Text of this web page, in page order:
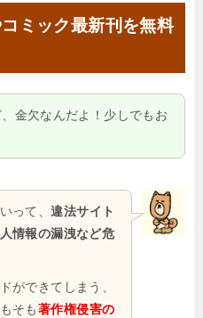
ミック最新刊を無料
金欠なんだよ！少しでもお
って、違法サイト
情報の漏洩など危
ができてしまう、
そも著作権侵害の